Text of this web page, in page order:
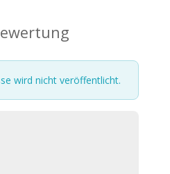
wird nicht veröffentlicht.